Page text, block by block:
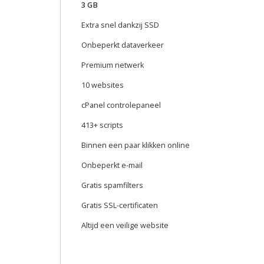
3 GB
Extra snel dankzij SSD
Onbeperkt dataverkeer
Premium netwerk
10 websites
cPanel controlepaneel
413+ scripts
Binnen een paar klikken online
Onbeperkt e-mail
Gratis spamfilters
Gratis SSL-certificaten
Altijd een veilige website